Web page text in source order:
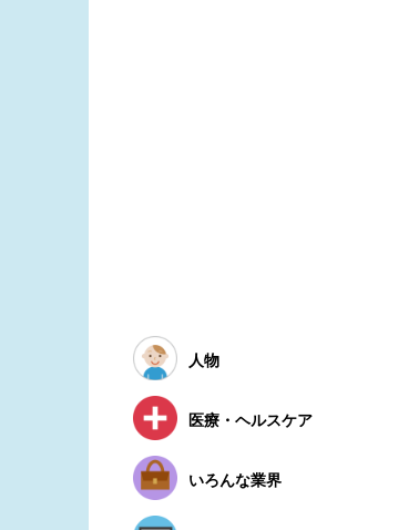
人物
医療・ヘルスケア
いろんな業界